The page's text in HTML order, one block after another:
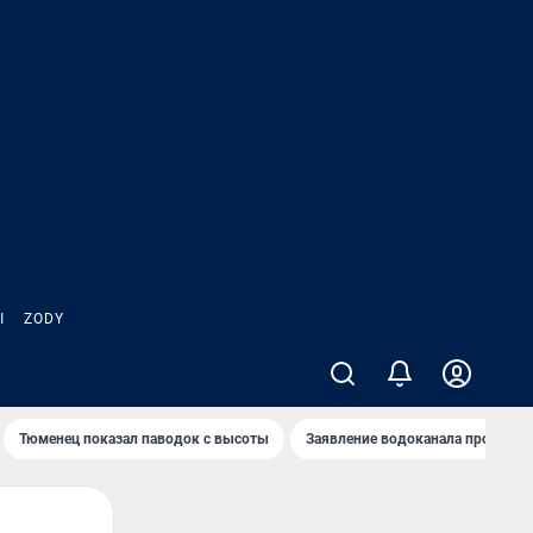
ZODY
Тюменец показал паводок с высоты Заявление водоканала про